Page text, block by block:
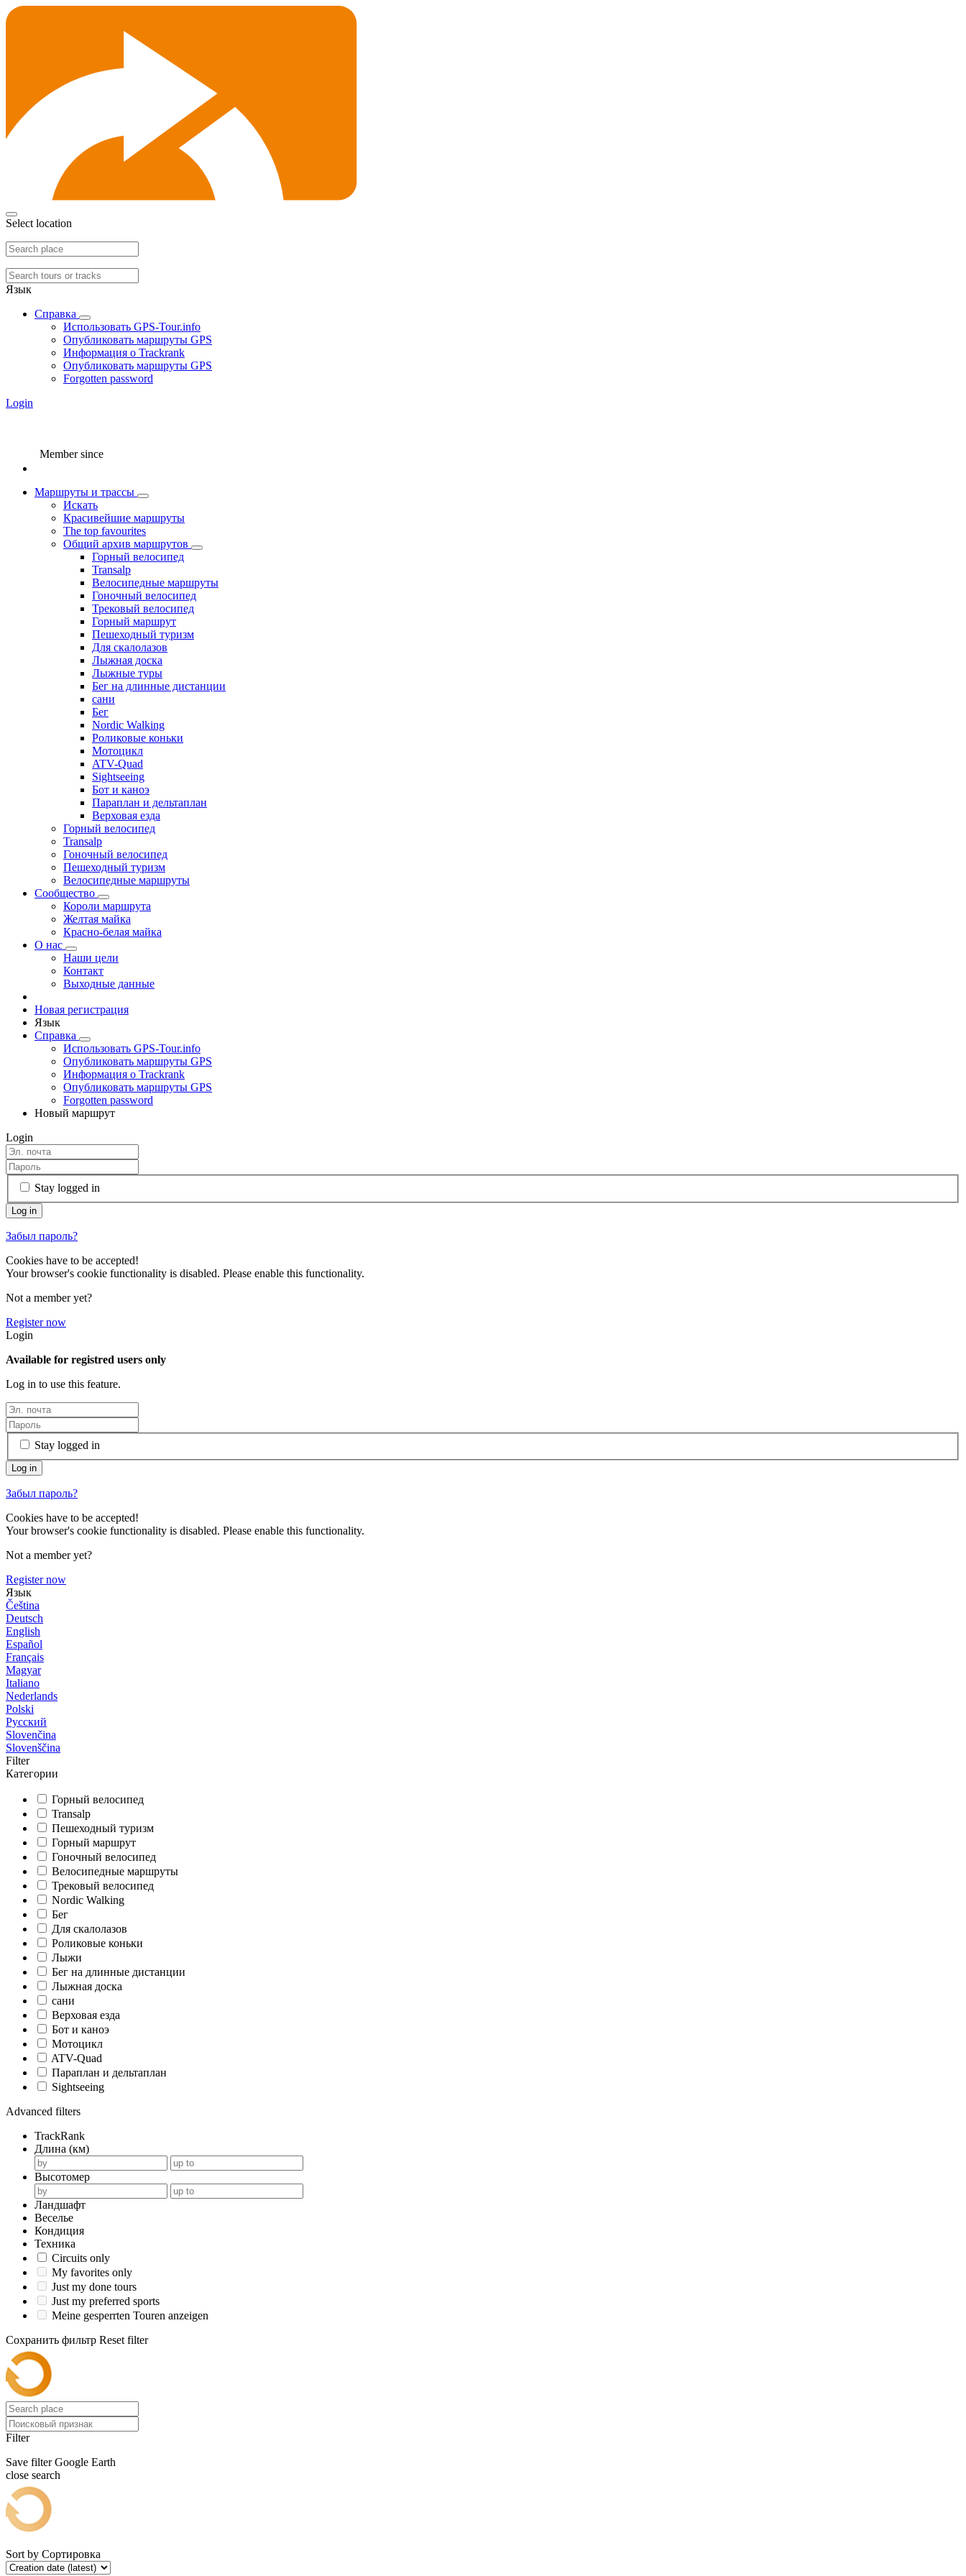
Select location
Язык
Справка
Использовать GPS-Tour.info
Опубликовать маршруты GPS
Информация о Trackrank
Опубликовать маршруты GPS
Forgotten password
Login
Member since
Маршруты и трассы
Искать
Красивейшие маршруты
The top favourites
Общий архив маршрутов
Горный велосипед
Transalp
Велосипедные маршруты
Гоночный велосипед
Трековый велосипед
Горный маршрут
Пешеходный туризм
Для скалолазов
Лыжная доска
Лыжные туры
Бег на длинные дистанции
сани
Бег
Nordic Walking
Роликовые коньки
Мотоцикл
ATV-Quad
Sightseeing
Бот и каноэ
Параплан и дельтаплан
Верховая езда
Горный велосипед
Transalp
Гоночный велосипед
Пешеходный туризм
Велосипедные маршруты
Сообщество
Короли маршрута
Желтая майка
Красно-белая майка
О нас
Наши цели
Контакт
Выходные данные
Новая регистрация
Язык
Справка
Использовать GPS-Tour.info
Опубликовать маршруты GPS
Информация о Trackrank
Опубликовать маршруты GPS
Forgotten password
Новый маршрут
Login
Stay logged in
Забыл пароль?
Cookies have to be accepted!
Your browser's cookie functionality is disabled. Please enable this functionality.
Not a member yet?
Register now
Login
Available for registred users only
Log in to use this feature.
Stay logged in
Забыл пароль?
Cookies have to be accepted!
Your browser's cookie functionality is disabled. Please enable this functionality.
Not a member yet?
Register now
Язык
Čeština
Deutsch
English
Español
Français
Magyar
Italiano
Nederlands
Polski
Русский
Slovenčina
Slovenščina
Filter
Категории
Горный велосипед
Transalp
Пешеходный туризм
Горный маршрут
Гоночный велосипед
Велосипедные маршруты
Трековый велосипед
Nordic Walking
Бег
Для скалолазов
Роликовые коньки
Лыжи
Бег на длинные дистанции
Лыжная доска
сани
Верховая езда
Бот и каноэ
Мотоцикл
ATV-Quad
Параплан и дельтаплан
Sightseeing
Advanced filters
TrackRank
Длина (км)
Высотомер
Ландшафт
Веселье
Кондиция
Техника
Circuits only
My favorites only
Just my done tours
Just my preferred sports
Meine gesperrten Touren anzeigen
Сохранить фильтр Reset filter
Filter
Save filter Google Earth
close search
Sort by Сортировка